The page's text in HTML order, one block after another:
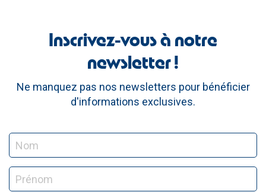
Inscrivez-vous à notre
newsletter !
Ne manquez pas nos newsletters pour bénéficier
d'informations exclusives.